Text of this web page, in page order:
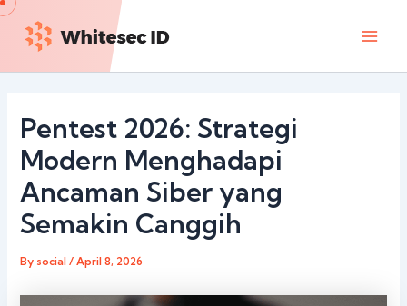
Skip
content
Pentest 2026: Strategi
Modern Menghadapi
Ancaman Siber yang
Semakin Canggih
By social/April 8, 2026